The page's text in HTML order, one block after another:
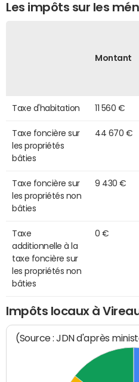
Les impôts sur les
Montant
Taxe d'habitation 11 560 €
Taxe foncière sur
les propriétés
bâties
44 670 €
Taxe foncière sur
les propriétés non
bâties
9 430 €
Taxe
additionnelle à la
taxe foncière sur
les propriétés non
bâties
0 €
Impôts locaux à
(Source : JDN d'après